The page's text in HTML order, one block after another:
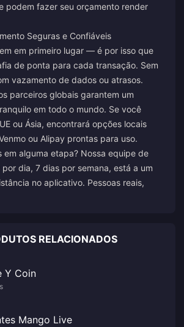
podem fazer seu orçamento render
Seguras e Confiáveis
em primeiro lugar — é por isso que
de ponta para cada transação. Sem
vazamento de dados ou atrasos.
parceiros globais garantem um
em todo o mundo. Se você
ou Ásia, encontrará opções locais
ou Alipay prontas para uso.
em alguma etapa? Nossa equipe de
dia, 7 dias por semana, está a um
no aplicativo. Pessoas reais,
RELACIONADOS
Y Coin
Mango Live